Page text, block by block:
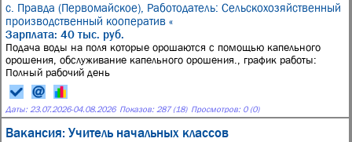
с. Правда (Первомайское), Работодатель: Сельскохозяйственный
производственный кооператив «
Зарплата: 40 тыс. руб.
Подача воды на поля которые орошаются с помощью капельного
орошения, обслуживание капельного орошения., график работы:
Полный рабочий день
Даты: 23.07.2026-04.08.2026 Показов: 287 (18) Просмотров: 0 (0)
Вакансия: Учитель начальных классов